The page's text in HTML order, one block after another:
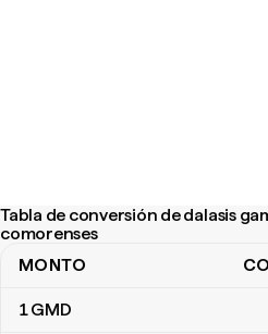
Tabla de conversión de dalasis
comorenses
Tabla de conversión de dalasis
MONTO
1GMD